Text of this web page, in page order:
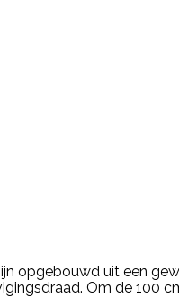
opgebouwd uit een
Om de 100